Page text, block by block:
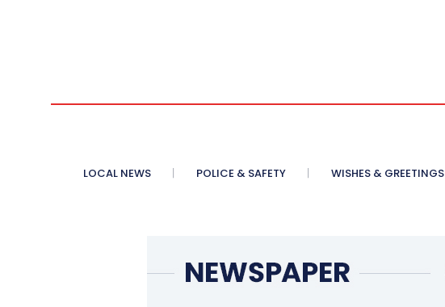
LOCAL NEWS POLICE & SAFETY WISHES & GREETINGS